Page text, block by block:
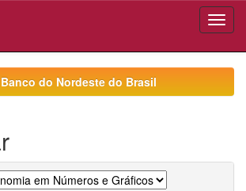
do Nordeste do Brasil